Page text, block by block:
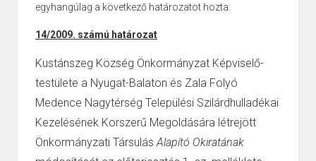
egyhangúlag a következő határozatot hozta:
14/2009. számú határozat
Kustánszeg Község Önkormányzat Képviselő-
testülete a Nyugat-Balaton és Zala Folyó
Medence Nagytérség Települési Szilárdhulladékai
Kezelésének Korszerű Megoldására létrejött
Önkormányzati TársulásAlapító Okiratának